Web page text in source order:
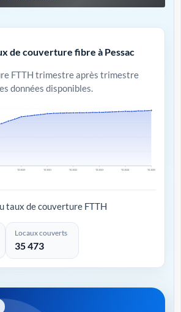
de couverture fibre à Pessac
FTTH trimestre après trimestre
données disponibles.
T4 2020 T4 2021 T4 2022 T4 2023 T4 2024 T4 2025
taux de couverture FTTH
Locaux couverts
35 473